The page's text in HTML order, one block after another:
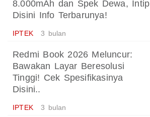
8.000mAh dan Spek Dewa, Intip
Disini Info Terbarunya!
IPTEK 3 bulan
Redmi Book 2026 Meluncur:
Bawakan Layar Beresolusi
Tinggi! Cek Spesifikasinya
Disini..
IPTEK 3 bulan